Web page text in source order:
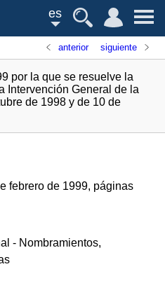
es
anterior siguiente
por la que se resuelve la
Intervención General de la
de 1998 y de 10 de
febrero de 1999, páginas
- Nombramientos,